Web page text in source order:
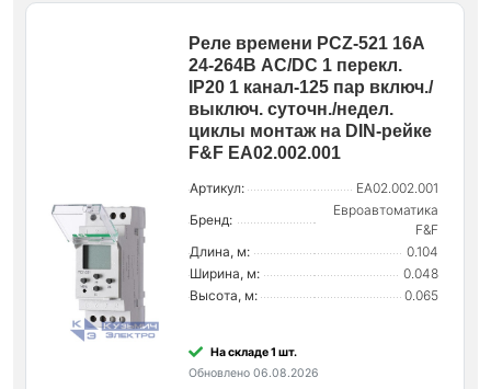
Реле времени PCZ-521 16А
24-264В AC/DC 1 перекл.
IP20 1 канал-125 пар включ./
выключ. суточн./недел.
циклы монтаж на DIN-рейке
F&F EA02.002.001
Артикул:
EA02.002.001
Бренд:
Евроавтоматика
F&F
Длина, м:
0.104
Ширина, м:
0.048
Высота, м:
0.065
На складе 1 шт.
Обновлено 06.08.2026